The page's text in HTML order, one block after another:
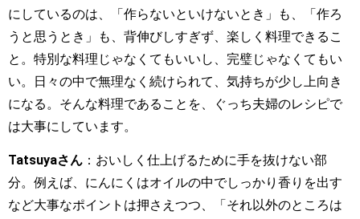
にしているのは、「作らないといけないとき」も、「作ろ
うと思うとき」も、背伸びしすぎず、楽しく料理できるこ
と。特別な料理じゃなくてもいいし、完璧じゃなくてもい
い。日々の中で無理なく続けられて、気持ちが少し上向き
になる。そんな料理であることを、ぐっち夫婦のレシピで
は大事にしています。
Tatsuyaさん ：おいしく仕上げるために手を抜けない部
分。例えば、にんにくはオイルの中でしっかり香りを出す
など大事なポイントは押さえつつ、「それ以外のところは